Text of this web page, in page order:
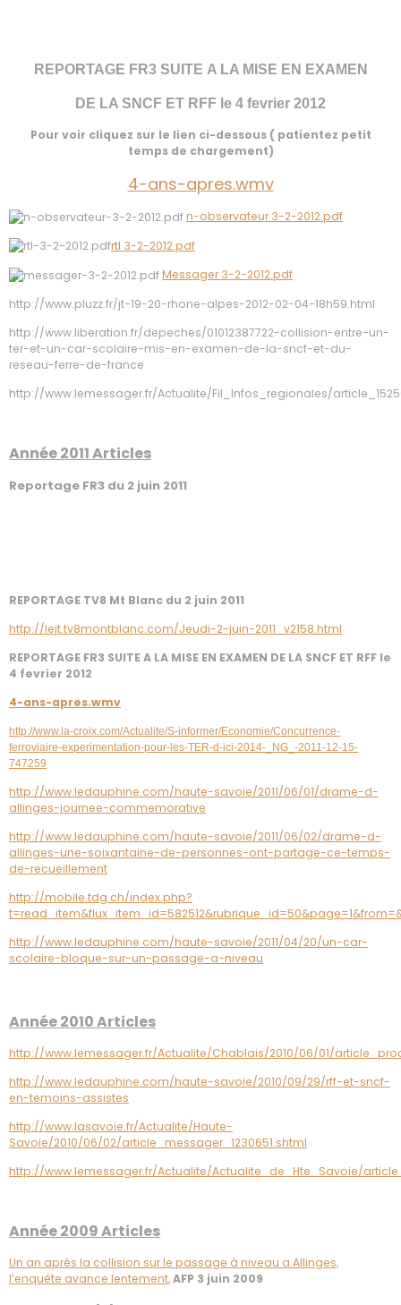
REPORTAGE FR3 SUITE A LA MISE EN EXAMEN
DE LA SNCF ET RFF le 4 fevrier 2012
Pour voir cliquez sur le lien ci-dessous ( patientez petit
temps de chargement)
4-ans-apres.wmv
n-observateur 3-2-2012.pdf
rtl 3-2-2012.pdf
Messager 3-2-2012.pdf
http://www.pluzz.fr/jt-19-20-rhone-alpes-2012-02-04-18h59.html
http://www.liberation.fr/depeches/01012387722-collision-entre-un-
ter-et-un-car-scolaire-mis-en-examen-de-la-sncf-et-du-
reseau-ferre-de-france
http://www.lemessager.fr/Actualite/Fil_Infos_regionales/
Année 2011 Articles
Reportage FR3 du 2 juin 2011
REPORTAGE TV8 Mt Blanc du 2 juin 2011
http://lejt.tv8montblanc.com/Jeudi-2-juin-2011_v2158.html
REPORTAGE FR3 SUITE A LA MISE EN EXAMEN DE LA SNCF ET RFF le
4 fevrier 2012
4-ans-apres.wmv
http://www.la-croix.com/Actualite/S-informer/Economie/Concurrence-
ferroviaire-experimentation-pour-les-TER-d-ici-2014-_NG_-2011-12-15-
747259
http://www.ledauphine.com/haute-savoie/2011/06/01/drame-d-
allinges-journee-commemorative
http://www.ledauphine.com/haute-savoie/2011/06/02/drame-d-
allinges-une-soixantaine-de-personnes-ont-partage-ce-temps-
de-recueillement
http://mobile.tdg.ch/index.php?
http://www.ledauphine.com/haute-savoie/2011/04/20/un-car-
scolaire-bloque-sur-un-passage-a-niveau
Année 2010 Articles
http://www.lemessager.fr/Actualite/Chablais/2010/06/01/
http://www.ledauphine.com/haute-savoie/2010/09/29/rff-et-sncf-
en-temoins-assistes
http://www.lasavoie.fr/Actualite/Haute-
Savoie/2010/06/02/article_messager_1230651.shtml
http://www.lemessager.fr/Actualite/Actualite_de_Hte_Savoie/
Année 2009 Articles
Un an après la collision sur le passage à niveau a Allinges,
l’enquête avance lentement,AFP 3 juin 2009